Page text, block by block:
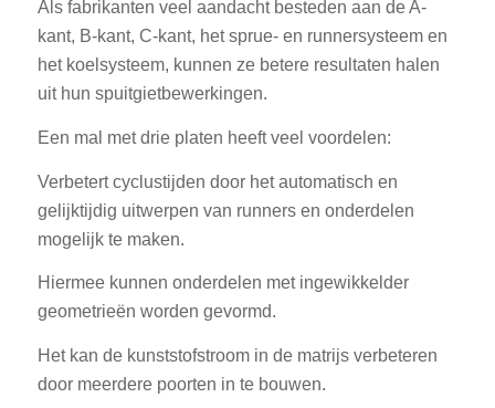
Als fabrikanten veel aandacht besteden aan de A-
kant, B-kant, C-kant, het sprue- en runnersysteem en
het koelsysteem, kunnen ze betere resultaten halen
uit hun spuitgietbewerkingen.
Een mal met drie platen heeft veel voordelen:
Verbetert cyclustijden door het automatisch en
gelijktijdig uitwerpen van runners en onderdelen
mogelijk te maken.
Hiermee kunnen onderdelen met ingewikkelder
geometrieën worden gevormd.
Het kan de kunststofstroom in de matrijs verbeteren
door meerdere poorten in te bouwen.